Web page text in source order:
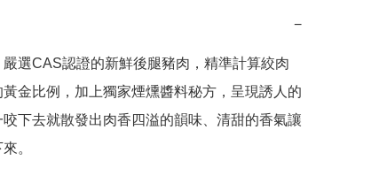
−
嚴選CAS認證的新鮮後腿豬肉，精準計算絞肉
金比例，加上獨家煙燻醬料秘方，呈現誘人的
下去就散發出肉香四溢的韻味、清甜的香氣讓
。